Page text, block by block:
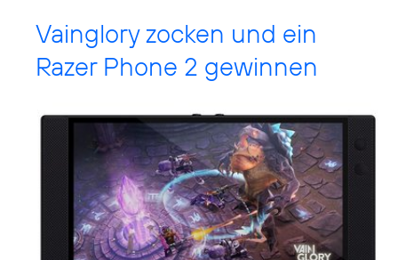
Vainglory zocken und ein
Razer Phone 2 gewinnen